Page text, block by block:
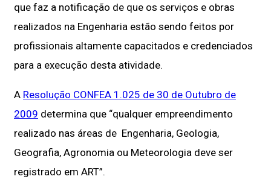
que faz a notificação de que os serviços e obras
realizados na Engenharia estão sendo feitos por
profissionais altamente capacitados e credenciados
para a execução desta atividade.
A Resolução CONFEA 1.025 de 30 de Outubro de
2009 determina que “qualquer empreendimento
realizado nas áreas de Engenharia, Geologia,
Geografia, Agronomia ou Meteorologia deve ser
registrado em ART”.